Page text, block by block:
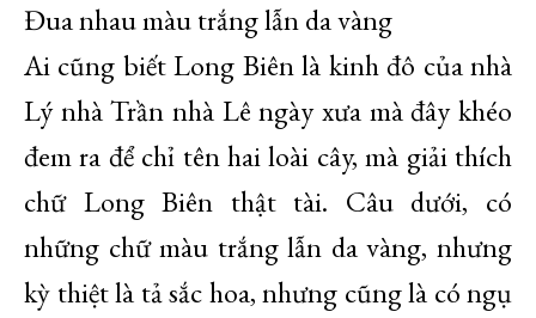
Đua nhau màu trắng lẫn da vàng
Ai cũng biết Long Biên là kinh đô của nhà
Lý nhà Trần nhà Lê ngày xưa mà đây khéo
đem ra để chỉ tên hai loài cây, mà giải thích
chữ Long Biên thật tài. Câu dưới, có
những chữ màu trắng lẫn da vàng, nhưng
kỳ thiệt là tả sắc hoa, nhưng cũng là có ngụ